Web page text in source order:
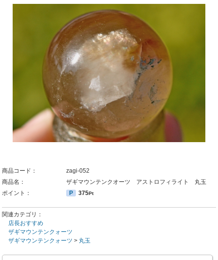
商品コード：
zagi-052
商品名：
ザギマウンテンクオーツ アストロフィライト 丸玉
ポイント：
P 375Pt
関連カテゴリ：
店長おすすめ
ザギマウンテンクォーツ
ザギマウンテンクォーツ > 丸玉